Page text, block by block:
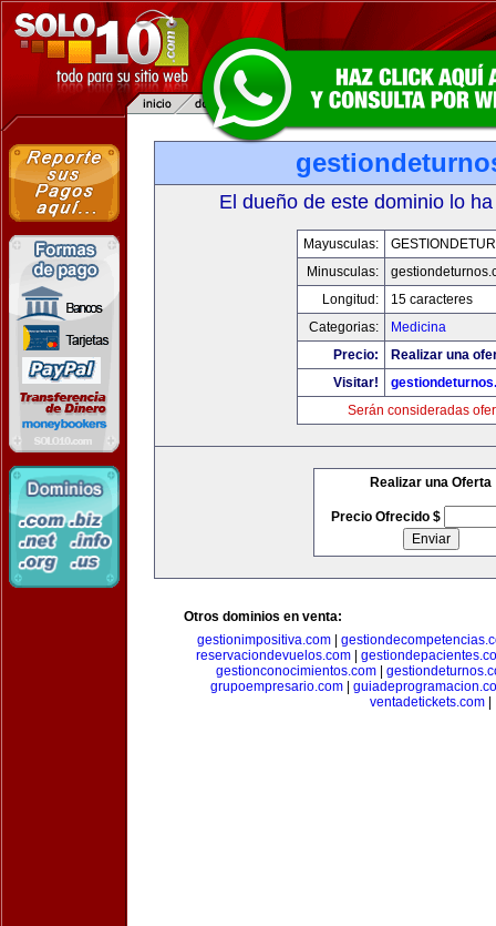
El dueño de este dominio lo
Mayusculas:
Minusculas:
Longitud:
15 caracteres
Categorias:
Medicina
Precio:
Realizar una
Visitar!
Serán consideradas
Realizar una Oferta
Precio Ofrecido $
Otros dominios en venta:
gestionimpositiva.com
reservaciondevuelos.com
gestionconocimientos.com
grupoempresario.com|
ventadetickets.com